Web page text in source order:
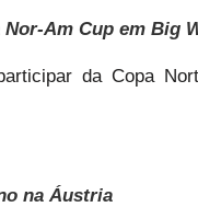
Am Cup em Big
da Copa
na Áustria